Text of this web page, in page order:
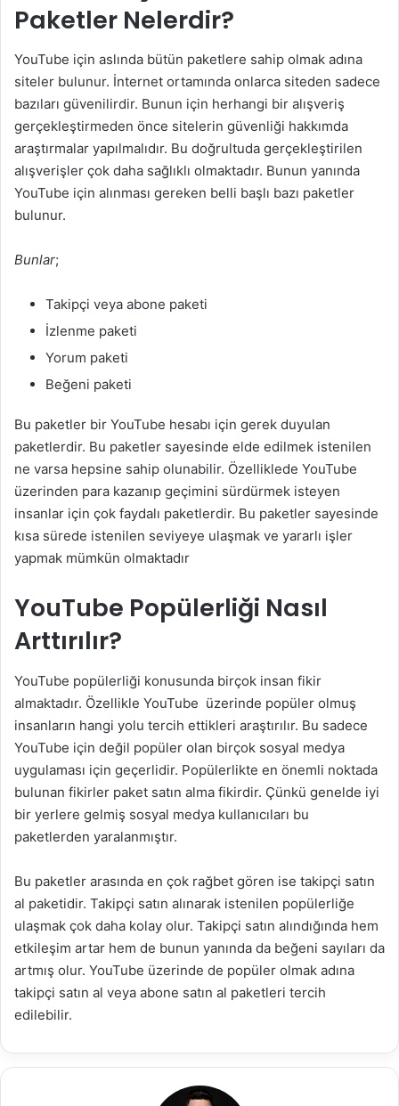
Paketler Nelerdir?
YouTube için aslında bütün paketlere sahip olmak adına
siteler bulunur. İnternet ortamında onlarca siteden sadece
bazıları güvenilirdir. Bunun için herhangi bir alışveriş
gerçekleştirmeden önce sitelerin güvenliği hakkımda
araştırmalar yapılmalıdır. Bu doğrultuda gerçekleştirilen
alışverişler çok daha sağlıklı olmaktadır. Bunun yanında
YouTube için alınması gereken belli başlı bazı paketler
bulunur.
Bunlar;
Takipçi veya abone paketi
İzlenme paketi
Yorum paketi
Beğeni paketi
Bu paketler bir YouTube hesabı için gerek duyulan
paketlerdir. Bu paketler sayesinde elde edilmek istenilen
ne varsa hepsine sahip olunabilir. Özelliklede YouTube
üzerinden para kazanıp geçimini sürdürmek isteyen
insanlar için çok faydalı paketlerdir. Bu paketler sayesinde
kısa sürede istenilen seviyeye ulaşmak ve yararlı işler
yapmak mümkün olmaktadır
YouTube Popülerliği Nasıl
Arttırılır?
YouTube popülerliği konusunda birçok insan fikir
almaktadır. Özellikle YouTube üzerinde popüler olmuş
insanların hangi yolu tercih ettikleri araştırılır. Bu sadece
YouTube için değil popüler olan birçok sosyal medya
uygulaması için geçerlidir. Popülerlikte en önemli noktada
bulunan fikirler paket satın alma fikirdir. Çünkü genelde iyi
bir yerlere gelmiş sosyal medya kullanıcıları bu
paketlerden yaralanmıştır.
Bu paketler arasında en çok rağbet gören ise takipçi satın
al paketidir. Takipçi satın alınarak istenilen popülerliğe
ulaşmak çok daha kolay olur. Takipçi satın alındığında hem
etkileşim artar hem de bunun yanında da beğeni sayıları da
artmış olur. YouTube üzerinde de popüler olmak adına
takipçi satın al veya abone satın al paketleri tercih
edilebilir.